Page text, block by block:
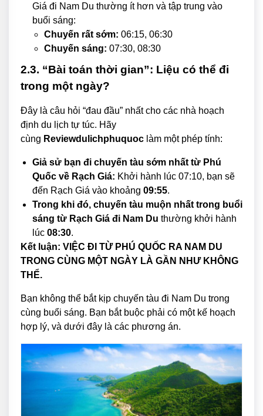
Giá đi Nam Du thường ít hơn và tập trung vào
buổi sáng:
Chuyến rất sớm: 06:15, 06:30
Chuyến sáng: 07:30, 08:30
2.3. “Bài toán thời gian”: Liệu có thể đi
trong một ngày?
Đây là câu hỏi “đau đầu” nhất cho các nhà hoạch
định du lịch tự túc. Hãy
cùng Reviewdulichphuquoc làm một phép tính:
Giả sử bạn đi chuyến tàu sớm nhất từ Phú
Quốc về Rạch Giá: Khởi hành lúc 07:10, bạn sẽ
đến Rạch Giá vào khoảng 09:55.
Trong khi đó, chuyến tàu muộn nhất trong buổi
sáng từ Rạch Giá đi Nam Du thường khởi hành
lúc 08:30.
Kết luận: VIỆC ĐI TỪ PHÚ QUỐC RA NAM DU
TRONG CÙNG MỘT NGÀY LÀ GẦN NHƯ KHÔNG
THỂ.
Bạn không thể bắt kịp chuyến tàu đi Nam Du trong
cùng buổi sáng. Bạn bắt buộc phải có một kế hoạch
hợp lý, và dưới đây là các phương án.